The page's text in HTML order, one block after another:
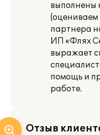
выполнены
(оцениваем
партнера
ИП «Флях
выражает
помощь и
работе.
Отзыв